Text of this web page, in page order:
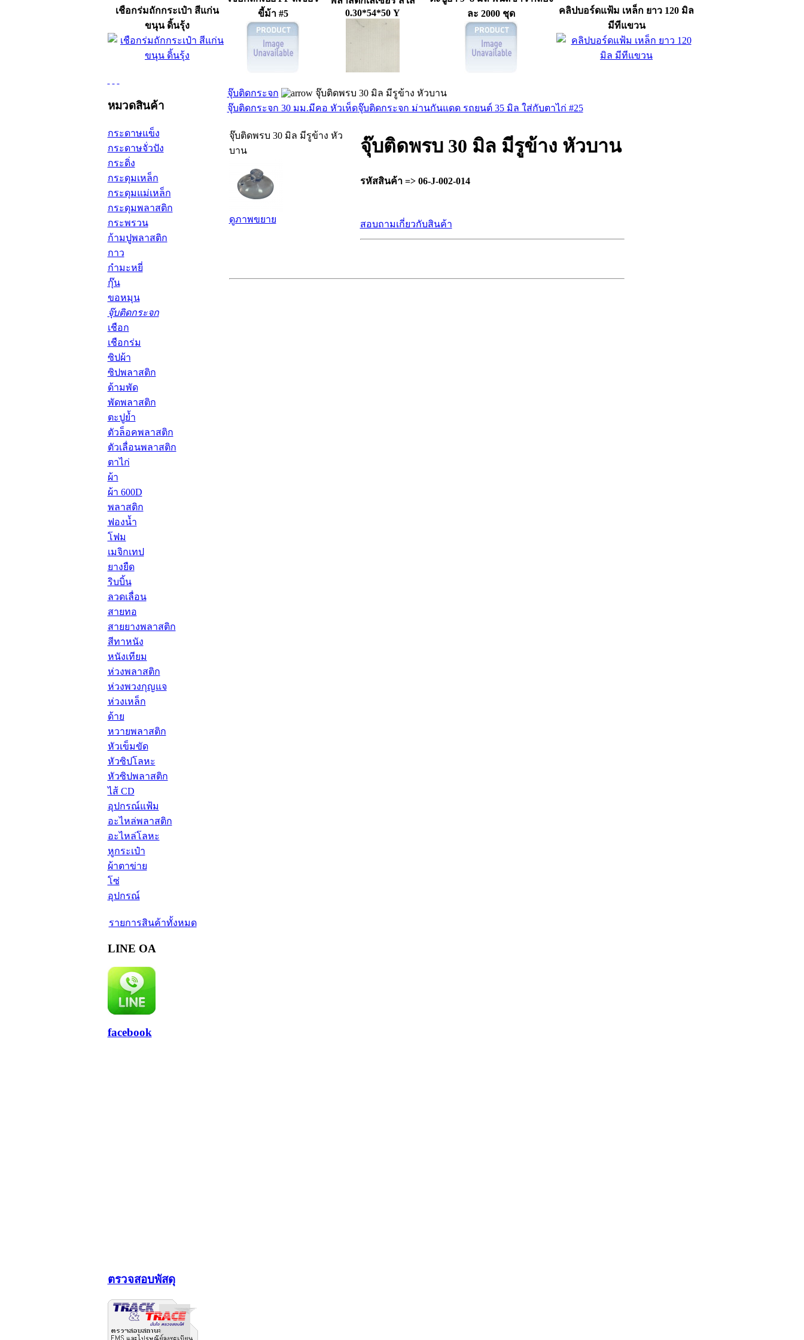
เชือกร่มถักกระเป๋า สีแก่น
ขนุน ดิ้นรุ้ง
ขี้ม้า #5
0.30*54*50 Y
ละ 2000 ชุด
คลิปบอร์ดแฟ้ม เหล็ก ยาว 120 มิล
มีทีแขวน
หมวดสินค้า
กระดาษแข็ง
กระดาษจั่วปัง
กระดิ่ง
กระดุมเหล็ก
กระดุมแม่เหล็ก
กระดุมพลาสติก
กระพรวน
ก้ามปูพลาสติก
กาว
กำมะหยี่
กุ๊น
ขอหมุน
จุ๊บติดกระจก
เชือก
เชือกร่ม
ซิปผ้า
ซิปพลาสติก
ด้ามพัด
พัดพลาสติก
ตะปูย้ำ
ตัวล็อคพลาสติก
ตัวเลื่อนพลาสติก
ตาไก่
ผ้า
ผ้า 600D
พลาสติก
ฟองน้ำ
โฟม
เมจิกเทป
ยางยืด
ริบบิ้น
ลวดเลื่อน
สายทอ
สายยางพลาสติก
สีทาหนัง
หนังเทียม
ห่วงพลาสติก
ห่วงพวงกุญแจ
ห่วงเหล็ก
ด้าย
หวายพลาสติก
หัวเข็มขัด
หัวซิปโลหะ
หัวซิปพลาสติก
ไส้ CD
อุปกรณ์แฟ้ม
อะไหล่พลาสติก
อะไหล่โลหะ
หูกระเป๋า
ผ้าตาข่าย
โซ่
อุปกรณ์
รายการสินค้าทั้งหมด
LINE OA
facebook
ตรวจสอบพัสดุ
จุ๊บติดกระจก
จุ๊บติดพรบ 30 มิล มีรูข้าง หัวบาน
จุ๊บติดกระจก 30 มม.มีคอ หัวเห็ดจุ๊บติดกระจก ม่านกันแดด รถยนต์ 35 มิล ใส่กับตาไก่ #25
จุ๊บติดพรบ 30 มิล มีรูข้าง หัว
บาน
ดูภาพขยาย
จุ๊บติดพรบ 30 มิล มีรูข้าง หัวบาน
รหัสสินค้า => 06-J-002-014
สอบถามเกี่ยวกับสินค้า